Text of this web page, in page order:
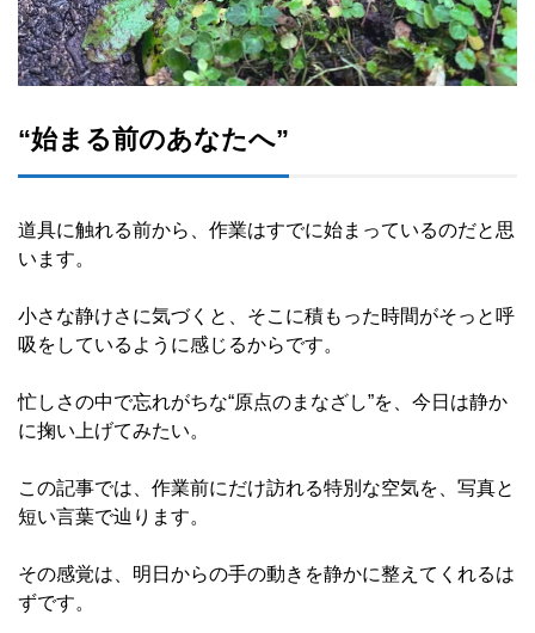
“始まる前のあなたへ”
道具に触れる前から、作業はすでに始まっているのだと思
います。
小さな静けさに気づくと、そこに積もった時間がそっと呼
吸をしているように感じるからです。
忙しさの中で忘れがちな“原点のまなざし”を、今日は静か
に掬い上げてみたい。
この記事では、作業前にだけ訪れる特別な空気を、写真と
短い言葉で辿ります。
その感覚は、明日からの手の動きを静かに整えてくれるは
ずです。